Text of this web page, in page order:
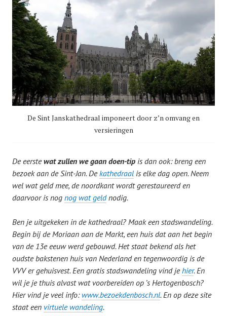
De Sint Janskathedraal imponeert door z’n omvang en
versieringen
De eerstewat zullen we gaan doen-tip is dan ook: breng een
bezoek aan de Sint-Jan. Dekathedraal is elke dag open. Neem
wel wat geld mee, de noordkant wordt gerestaureerd en
daarvoor is nog nog wat geldnodig.
Ben je uitgekeken in de kathedraal? Maak een stadswandeling.
Begin bij de Moriaan aan de Markt, een huis dat aan het begin
van de 13e eeuw werd gebouwd. Het staat bekend als het
oudste bakstenen huis van Nederland en tegenwoordig is de
VVV er gehuisvest. Een gratis stadswandeling vind jehier. En
wil je je thuis alvast wat voorbereiden op ’s Hertogenbosch?
Hier vind je veel info: www.bezoekdenbosch.nl. En op deze site
staat een virtuele wandeling.